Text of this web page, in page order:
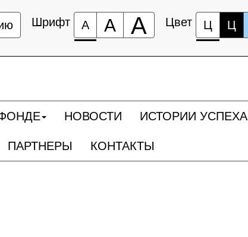
Шрифт А А А Цвет Ц Ц
НОВОСТИ ИСТОРИИ УСПЕХА
ПАРТНЕРЫ КОНТАКТЫ